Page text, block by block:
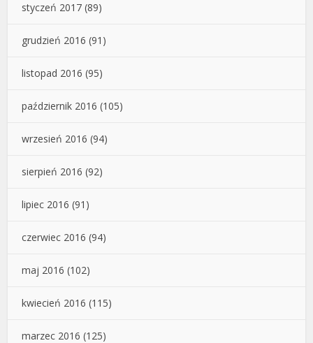
styczeń 2017 (89)
grudzień 2016 (91)
listopad 2016 (95)
październik 2016 (105)
wrzesień 2016 (94)
sierpień 2016 (92)
lipiec 2016 (91)
czerwiec 2016 (94)
maj 2016 (102)
kwiecień 2016 (115)
marzec 2016 (125)